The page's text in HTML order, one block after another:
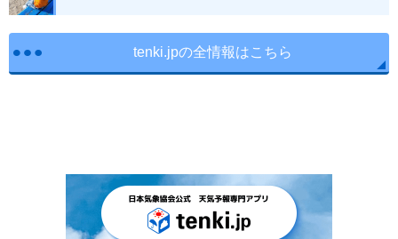
tenki.jpの全情報はこちら